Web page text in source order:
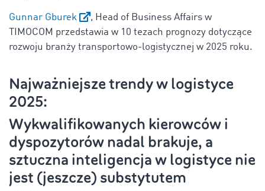
Gunnar Gburek
, Head of Business Affairs w
TIMOCOM przedstawia w 10 tezach prognozy dotyczące
rozwoju branży transportowo-logistycznej w 2025 roku.
Najważniejsze trendy w logistyce
2025:
Wykwalifikowanych kierowców i
dyspozytorów nadal brakuje, a
sztuczna inteligencja w logistyce nie
jest (jeszcze) substytutem